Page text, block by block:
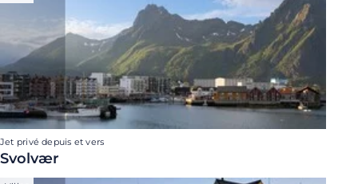
Jet privé depuis et vers
Svolvær